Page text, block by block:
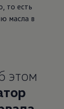
то есть
масла в
этом